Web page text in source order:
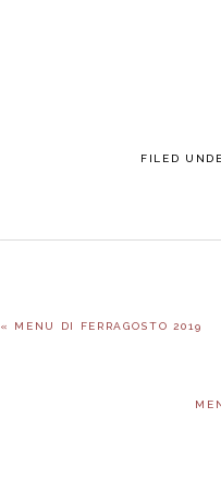
FILED
POST:
« MENU DI FERRAGOSTO 2019